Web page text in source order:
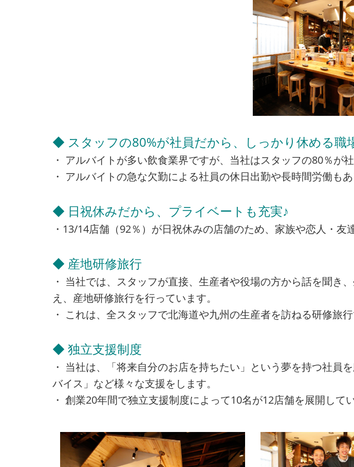
◆ スタッフの80%が社員だから、しっかり休める職
・ アルバイトが多い飲食業界ですが、当社はスタッフの80％が
・ アルバイトの急な欠勤による社員の休日出勤や長時間労働もあ
◆ 日祝休みだから、プライベートも充実♪
・13/14店舗（92％）が日祝休みの店舗のため、家族や恋人・友
◆ 産地研修旅行
・ 当社では、スタッフが直接、生産者や役場の方から話を聞
え、産地研修旅行を行っています。
・ これは、全スタッフで北海道や九州の生産者を訪ねる研修旅行
◆ 独立支援制度
・ 当社は、「将来自分のお店を持ちたい」という夢を持つ社員
バイス」など様々な支援をします。
・ 創業20年間で独立支援制度によって10名が12店舗を展開してい